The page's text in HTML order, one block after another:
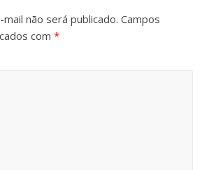
não será publicado. Campos
com*